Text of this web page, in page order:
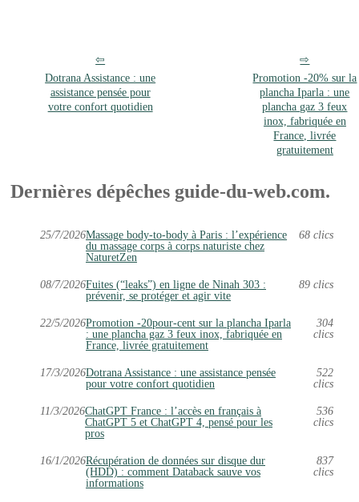
Dotrana Assistance : une
assistance pensée pour
votre confort quotidien
Promotion -20% sur la
plancha Iparla : une
plancha gaz 3 feux
inox, fabriquée en
France, livrée
gratuitement
Dernières dépêches guide-du-web.com.
25/7/2026Massage body-to-body à Paris : l’expérience
du massage corps à corps naturiste chez
NaturetZen
68 clics
08/7/2026Fuites (“leaks”) en ligne de Ninah 303 :
prévenir, se protéger et agir vite
89 clics
22/5/2026Promotion -20pour-cent sur la plancha Iparla
: une plancha gaz 3 feux inox, fabriquée en
France, livrée gratuitement
304
clics
17/3/2026Dotrana Assistance : une assistance pensée
pour votre confort quotidien
522
clics
11/3/2026ChatGPT France : l’accès en français à
ChatGPT 5 et ChatGPT 4, pensé pour les
pros
536
clics
16/1/2026Récupération de données sur disque dur
(HDD) : comment Databack sauve vos
informations
837
clics